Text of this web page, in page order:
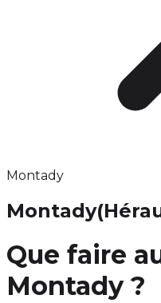
Montady
Montady
Que faire
Montady ?